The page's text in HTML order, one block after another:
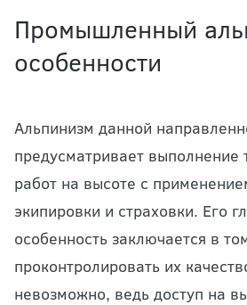
Промышленный
особенности
Альпинизм данной
предусматривает выполнение
работ на высоте с
экипировки и страховки. Его
особенность заключается в
проконтролировать их
невозможно, ведь доступ на